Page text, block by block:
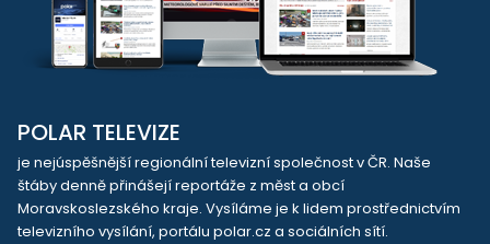
POLAR TELEVIZE
je nejúspěšnější regionální televizní společnost v ČR. Naše
štáby denně přinášejí reportáže z měst a obcí
Moravskoslezského kraje. Vysíláme je k lidem prostřednictvím
televizního vysílání, portálu polar.cz a sociálních sítí.